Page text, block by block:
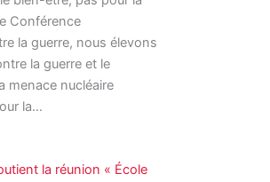
Conférence
la guerre, nous élevons
la guerre et le
menace nucléaire
la…
la réunion « École